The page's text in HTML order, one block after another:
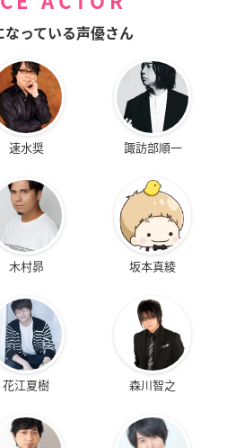
なっている声優さん
速水奨 諏訪部順一
木村昴 坂本真綾
花江夏樹 森川智之